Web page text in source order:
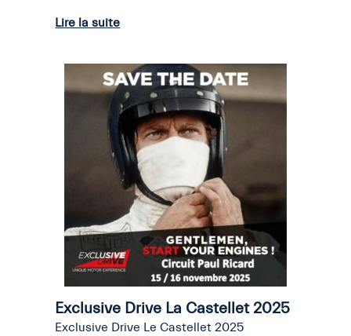
Lire la suite
Exclusive Drive La Castellet 2025
Exclusive Drive Le Castellet 2025